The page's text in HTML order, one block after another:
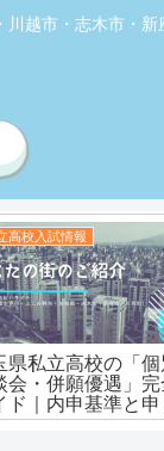
越市・志木市・
の覆面取材
座】日曜ロピア寿